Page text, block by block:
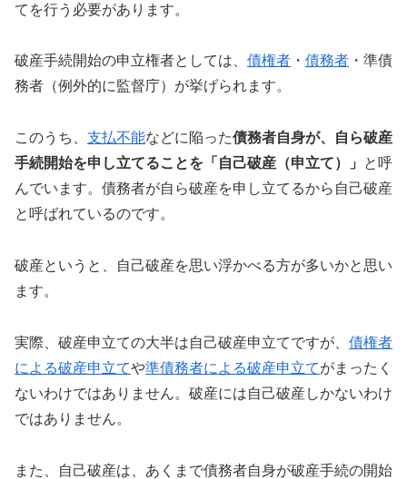
てを行う必要があります。
破産手続開始の申立権者としては、 債権者 ・ 債務者 ・準債
務者（例外的に監督庁）が挙げられます。
このうち、 支払不能などに陥った債務者自身が、自ら破産
手続開始を申し立てることを「自己破産（申立て）」
と呼
んでいます。債務者が自ら破産を申し立てるから自己破産
と呼ばれているのです。
破産というと、自己破産を思い浮かべる方が多いかと思い
ます。
実際、破産申立ての大半は自己破産申立てですが、 債権者
による破産申立てや準債務者による破産申立てがまったく
ないわけではありません。破産には自己破産しかないわけ
ではありません。
また、自己破産は、あくまで債務者自身が破産手続の開始